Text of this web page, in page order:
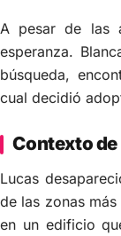
A pesar de las
esperanza.
búsqueda,
cual decidió
Contexto
Lucas
de las zonas
en un edificio